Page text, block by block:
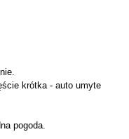
krótka - auto umyte
pogoda.